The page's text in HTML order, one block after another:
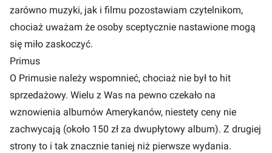
zarówno muzyki, jak i filmu pozostawiam czytelnikom,
chociaż uważam że osoby sceptycznie nastawione mogą
się miło zaskoczyć.
Primus
O Primusie należy wspomnieć, chociaż nie był to hit
sprzedażowy. Wielu z Was na pewno czekało na
wznowienia albumów Amerykanów, niestety ceny nie
zachwycają (około 150 zł za dwupłytowy album). Z drugiej
strony to i tak znacznie taniej niż pierwsze wydania.